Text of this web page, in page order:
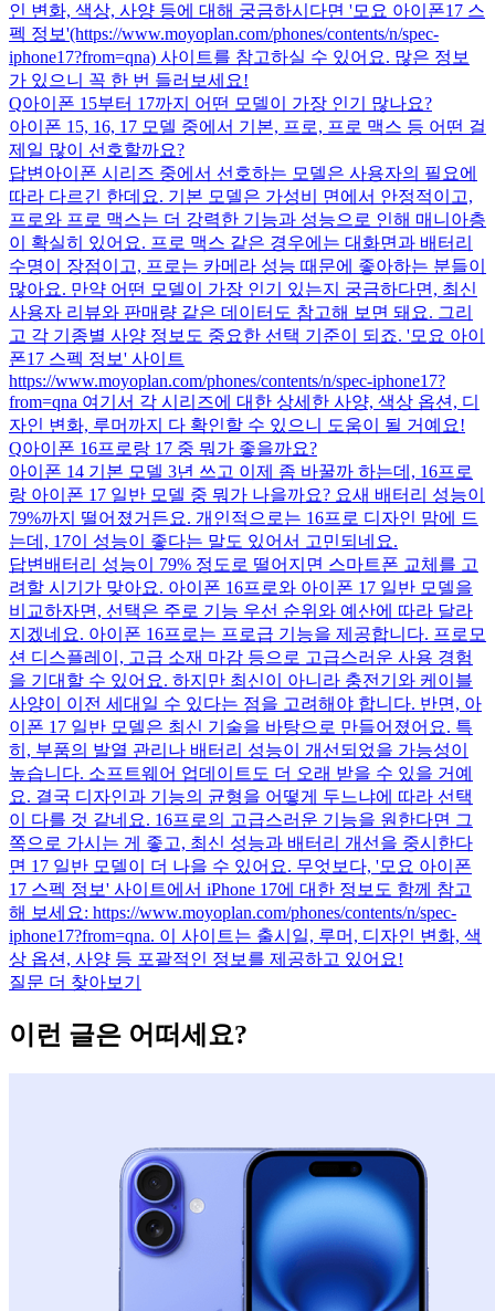
인 변화, 색상, 사양 등에 대해 궁금하시다면 '모요 아이폰17 스
펙 정보'(https://www.moyoplan.com/phones/contents/n/spec-
iphone17?from=qna) 사이트를 참고하실 수 있어요. 많은 정보
가 있으니 꼭 한 번 들러보세요!
Q아이폰 15부터 17까지 어떤 모델이 가장 인기 많나요?
아이폰 15, 16, 17 모델 중에서 기본, 프로, 프로 맥스 등 어떤 걸
제일 많이 선호할까요?
답변 아이폰 시리즈 중에서 선호하는 모델은 사용자의 필요에
따라 다르긴 한데요. 기본 모델은 가성비 면에서 안정적이고,
프로와 프로 맥스는 더 강력한 기능과 성능으로 인해 매니아층
이 확실히 있어요. 프로 맥스 같은 경우에는 대화면과 배터리
수명이 장점이고, 프로는 카메라 성능 때문에 좋아하는 분들이
많아요. 만약 어떤 모델이 가장 인기 있는지 궁금하다면, 최신
사용자 리뷰와 판매량 같은 데이터도 참고해 보면 돼요. 그리
고 각 기종별 사양 정보도 중요한 선택 기준이 되죠. '모요 아이
폰17 스펙 정보' 사이트
https://www.moyoplan.com/phones/contents/n/spec-iphone17?
from=qna 여기서 각 시리즈에 대한 상세한 사양, 색상 옵션, 디
자인 변화, 루머까지 다 확인할 수 있으니 도움이 될 거예요!
Q아이폰 16프로랑 17 중 뭐가 좋을까요?
아이폰 14 기본 모델 3년 쓰고 이제 좀 바꿀까 하는데, 16프로
랑 아이폰 17 일반 모델 중 뭐가 나을까요? 요새 배터리 성능이
79%까지 떨어졌거든요. 개인적으로는 16프로 디자인 맘에 드
는데, 17이 성능이 좋다는 말도 있어서 고민되네요.
답변 배터리 성능이 79% 정도로 떨어지면 스마트폰 교체를 고
려할 시기가 맞아요. 아이폰 16프로와 아이폰 17 일반 모델을
비교하자면, 선택은 주로 기능 우선 순위와 예산에 따라 달라
지겠네요. 아이폰 16프로는 프로급 기능을 제공합니다. 프로모
션 디스플레이, 고급 소재 마감 등으로 고급스러운 사용 경험
을 기대할 수 있어요. 하지만 최신이 아니라 충전기와 케이블
사양이 이전 세대일 수 있다는 점을 고려해야 합니다. 반면, 아
이폰 17 일반 모델은 최신 기술을 바탕으로 만들어졌어요. 특
히, 부품의 발열 관리나 배터리 성능이 개선되었을 가능성이
높습니다. 소프트웨어 업데이트도 더 오래 받을 수 있을 거예
요. 결국 디자인과 기능의 균형을 어떻게 두느냐에 따라 선택
이 다를 것 같네요. 16프로의 고급스러운 기능을 원한다면 그
쪽으로 가시는 게 좋고, 최신 성능과 배터리 개선을 중시한다
면 17 일반 모델이 더 나을 수 있어요. 무엇보다, '모요 아이폰
17 스펙 정보' 사이트에서 iPhone 17에 대한 정보도 함께 참고
해 보세요: https://www.moyoplan.com/phones/contents/n/spec-
iphone17?from=qna. 이 사이트는 출시일, 루머, 디자인 변화, 색
상 옵션, 사양 등 포괄적인 정보를 제공하고 있어요!
질문 더 찾아보기
이런 글은 어떠세요?